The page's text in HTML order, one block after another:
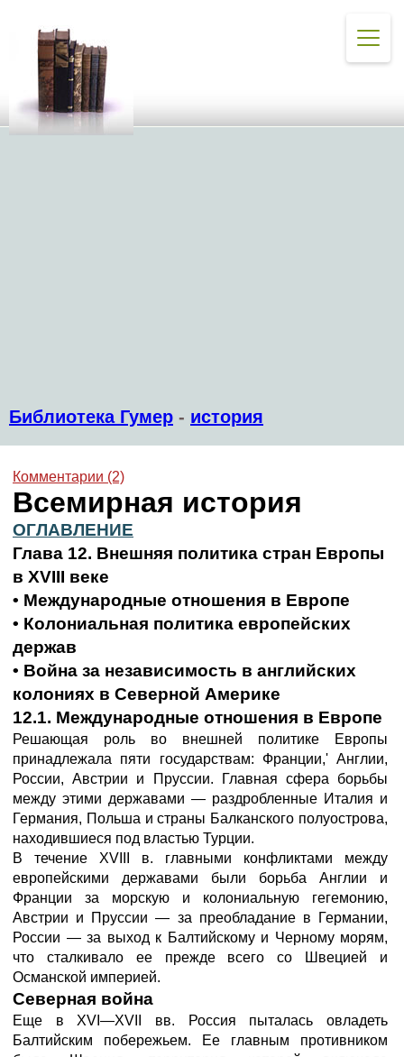
Библиотека Гумер - история
Комментарии (2)
Всемирная история
ОГЛАВЛЕНИЕ
Глава 12. Внешняя политика стран Европы
в XVIII веке
• Международные отношения в Европе
• Колониальная политика европейских
держав
• Война за независимость в английских
колониях в Северной Америке
12.1. Международные отношения в Европе
Решающая роль во внешней политике Европы
принадлежала пяти государствам: Франции,' Англии,
России, Австрии и Пруссии. Главная сфера борьбы
между этими державами — раздробленные Италия и
Германия, Польша и страны Балканского полуострова,
находившиеся под властью Турции.
В течение XVIII в. главными конфликтами между
европейскими державами были борьба Англии и
Франции за морскую и колониальную гегемонию,
Австрии и Пруссии — за преобладание в Германии,
России — за выход к Балтийскому и Черному морям,
что сталкивало ее прежде всего со Швецией и
Османской империей.
Северная война
Еще в XVI—XVII вв. Россия пыталась овладеть
Балтийским побережьем. Ее главным противником